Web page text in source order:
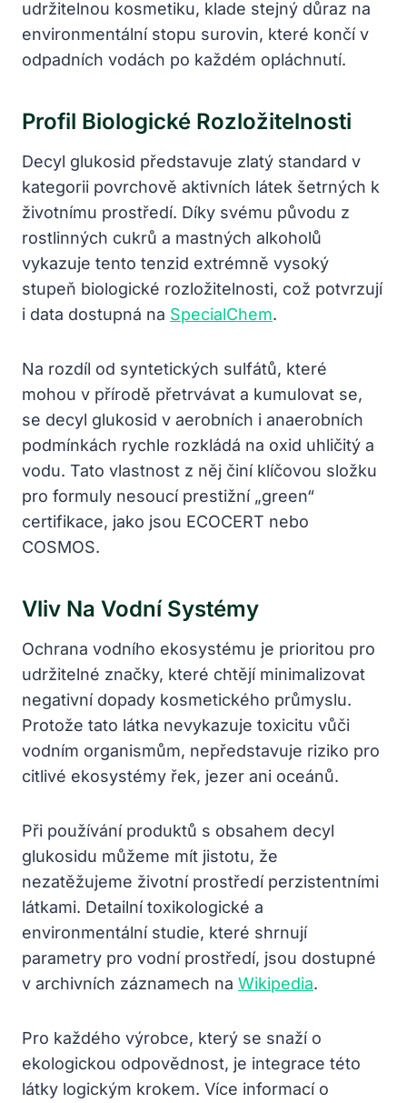
udržitelnou kosmetiku, klade stejný důraz na
environmentální stopu surovin, které končí v
odpadních vodách po každém opláchnutí.
Profil Biologické Rozložitelnosti
Decyl glukosid představuje zlatý standard v
kategorii povrchově aktivních látek šetrných k
životnímu prostředí. Díky svému původu z
rostlinných cukrů a mastných alkoholů
vykazuje tento tenzid extrémně vysoký
stupeň biologické rozložitelnosti, což potvrzují
i data dostupná na SpecialChem.
Na rozdíl od syntetických sulfátů, které
mohou v přírodě přetrvávat a kumulovat se,
se decyl glukosid v aerobních i anaerobních
podmínkách rychle rozkládá na oxid uhličitý a
vodu. Tato vlastnost z něj činí klíčovou složku
pro formuly nesoucí prestižní „green“
certifikace, jako jsou ECOCERT nebo
COSMOS.
Vliv Na Vodní Systémy
Ochrana vodního ekosystému je prioritou pro
udržitelné značky, které chtějí minimalizovat
negativní dopady kosmetického průmyslu.
Protože tato látka nevykazuje toxicitu vůči
vodním organismům, nepředstavuje riziko pro
citlivé ekosystémy řek, jezer ani oceánů.
Při používání produktů s obsahem decyl
glukosidu můžeme mít jistotu, že
nezatěžujeme životní prostředí perzistentními
látkami. Detailní toxikologické a
environmentální studie, které shrnují
parametry pro vodní prostředí, jsou dostupné
v archivních záznamech na Wikipedia.
Pro každého výrobce, který se snaží o
ekologickou odpovědnost, je integrace této
látky logickým krokem. Více informací o